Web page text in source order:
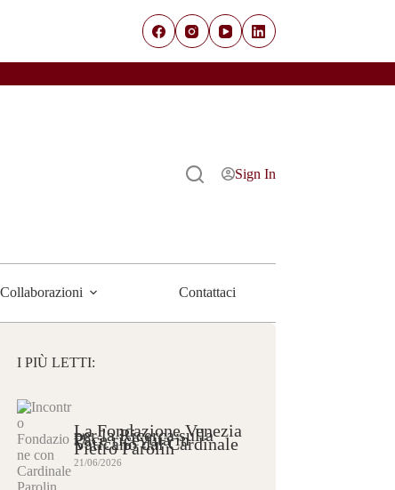
Sign In
Collaborazioni Contattaci
I PIÙ LETTI:
La Fondazione Venezia
per la Ricerca sulla
Pace ricevuta in
Vaticano dal Cardinale
Pietro Parolin
21/06/2026